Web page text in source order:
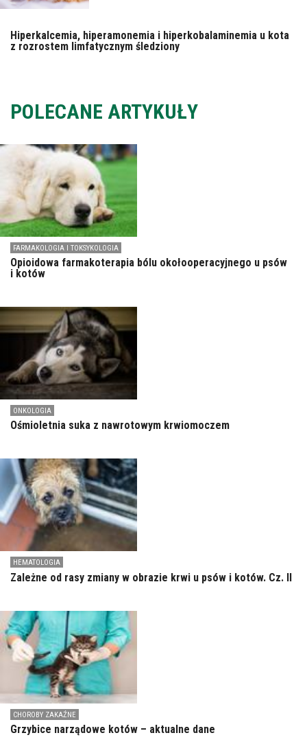
Hiperkalcemia, hiperamonemia i hiperkobalaminemia u kota
z rozrostem limfatycznym śledziony
POLECANE ARTYKUŁY
FARMAKOLOGIA I TOKSYKOLOGIA
Opioidowa farmakoterapia bólu okołooperacyjnego u psów
i kotów
ONKOLOGIA
Ośmioletnia suka z nawrotowym krwiomoczem
HEMATOLOGIA
Zależne od rasy zmiany w obrazie krwi u psów i kotów. Cz. II
CHOROBY ZAKAŹNE
Grzybice narządowe kotów – aktualne dane